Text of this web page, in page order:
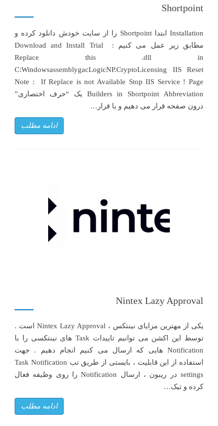
Shortpoint
Installation ابتدا Shortpoint را از سایت خودش دانلود کرده و
مطابق زیر عمل می کنیم : ​ Download and Install Trial
Replace this .dll in
C:WindowsassemblygacLogicNP.CryptoLicensing IIS Reset
Note : If Replace is not Available Stop IIS Service ! Page
Builders in Shortpoint Abbreviation یک “حرف اختصاری”
درون صفحه قرار می دهیم و با قرار…
ادامه مطلب
Nintex Lazy Approval
یکی از مهترین مزایای نینتکس ، Nintex Lazy Approval است .
توسط این اکشن می توانیم تاییدات Task های نینتکسی را با
Notification هایی که ارسال می کنیم انجام دهیم . جهت
استفاده از این قابلیت ، بایستی از طریق تب Task Notification
settings در ریبون ، ارسال Notification را روی وظیفه فعال
کرده و تیک…
ادامه مطلب